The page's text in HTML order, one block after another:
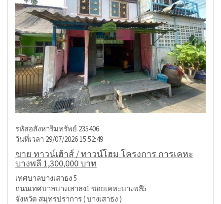
รหัสอสังหาริมทรัพย์ 235406
วันที่เวลา 29/07/2026 15:52:49
ขาย ทาวน์เฮ้าส์ / ทาวน์โฮม โครงการ การเคหะ
บางพลี 1,300,000 บาท
เทศบาลบางเสาธง 5
ถนนเทศบาลบางเสาธง1 ซอยเคหะบางพลี5
จังหวัด สมุทรปราการ ( บางเสาธง )